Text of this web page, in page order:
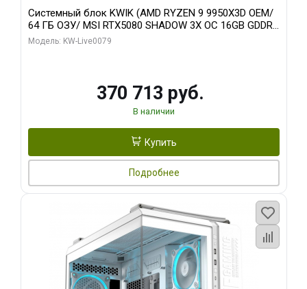
Системный блок KWIK (AMD RYZEN 9 9950X3D OEM/
64 ГБ ОЗУ/ MSI RTX5080 SHADOW 3X OC 16GB GDDR7
256bit 3xDP HDMI/ 960 ГБ SSD)
Модель: KW-Live0079
370 713 руб.
В наличии
Купить
Подробнее